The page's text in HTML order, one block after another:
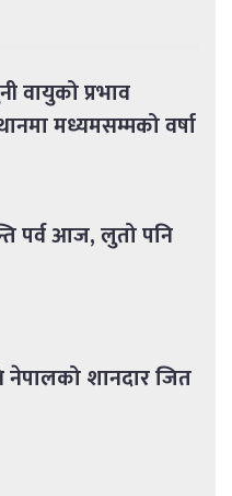
वायुको प्रभाव
मध्यमसम्मको वर्षा
पर्व आज, लुतो पनि
नेपालको शानदार जित